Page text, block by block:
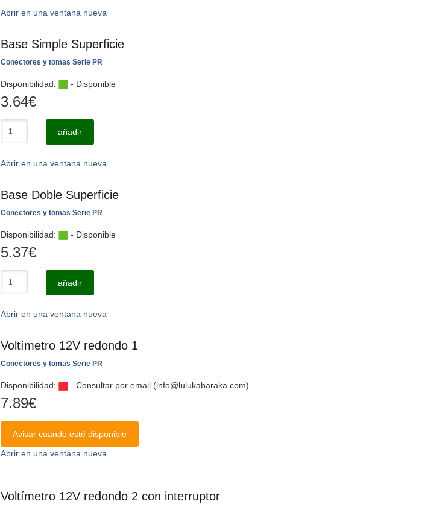
Abrir en una ventana nueva
Base Simple Superficie
Conectores y tomas Serie PR
Disponibilidad: - Disponible
3.64€
añadir
Abrir en una ventana nueva
Base Doble Superficie
Conectores y tomas Serie PR
Disponibilidad: - Disponible
5.37€
añadir
Abrir en una ventana nueva
Voltímetro 12V redondo 1
Conectores y tomas Serie PR
Disponibilidad: - Consultar por email (info@lulukabaraka.com)
7.89€
Avisar cuando esté disponible
Abrir en una ventana nueva
Voltímetro 12V redondo 2 con interruptor